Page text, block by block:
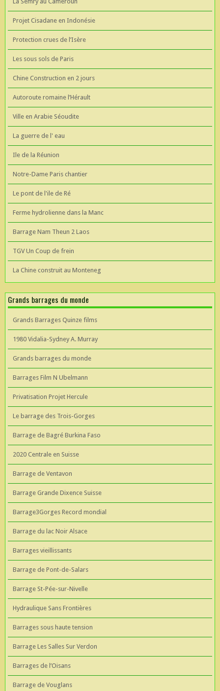
Projet Cisadane en Indonésie
Protection crues de l’Isère
Les sous sols de Paris
Chine Construction en 2 jours
Autoroute romaine l’Hérault
Ville en Arabie Séoudite
La guerre de l' eau
Ile de la Réunion
Notre-Dame Paris chantier
Le pont de l'ile de Ré
Ferme hydrolienne dans la Manc
Barrage Nam Theun 2 Laos
TGV Un Coup de frein
La Chine construit au Monteneg
Grands barrages du monde
Grands Barrages Quinze films
1980 Vidalia-Sydney A. Murray
Grands barrages du monde
Barrages Film N Ubelmann
Privatisation Projet Hercule
Le barrage des Trois-Gorges
Barrage de Bagré Burkina Faso
2020 Centrale en Suisse
Barrage de Ventavon
Barrage Grande Dixence Suisse
Barrage3Gorges Record mondial
Barrage du lac Noir Alsace
Barrages vieillissants
Barrage de Pont-de-Salars
Barrage St-Pée-sur-Nivelle
Hydraulique Sans Frontières
Barrages sous haute tension
Barrage Les Salles Sur Verdon
Barrages de l’Oisans
Barrage de Vouglans